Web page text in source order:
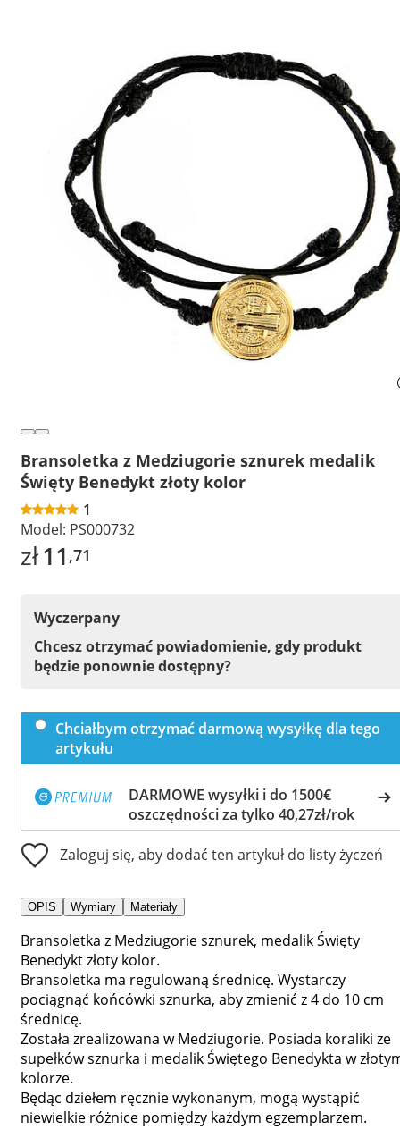
Bransoletka z Medziugorie sznurek medalik
Święty Benedykt złoty kolor
1
Model: PS000732
zł11 ,71
Wyczerpany
Chcesz otrzymać powiadomienie, gdy produkt
będzie ponownie dostępny?
Chciałbym otrzymać darmową wysyłkę dla tego
artykułu
DARMOWE wysyłki i do 1500€
oszczędności za tylko 40,27zł/rok
Zaloguj się, aby dodać ten artykuł do listy życzeń
OPIS Wymiary Materiały
Bransoletka z Medziugorie sznurek, medalik Święty
Benedykt złoty kolor.
Bransoletka ma regulowaną średnicę. Wystarczy
pociągnąć końcówki sznurka, aby zmienić z 4 do 10 cm
średnicę.
Została zrealizowana w Medziugorie. Posiada koraliki ze
supełków sznurka i medalik Świętego Benedykta w
kolorze.
Będąc dziełem ręcznie wykonanym, mogą wystąpić
niewielkie różnice pomiędzy każdym egzemplarzem.